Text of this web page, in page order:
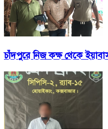
চাঁদপুরে নিজ কক্ষ থেকে